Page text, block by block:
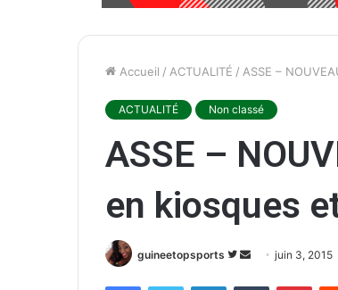
Accueil / ACTUALITÉ / ASSE –
ACTUALITÉ Non classé
ASSE –
en kiosques
guineetopsports
S
juin 3, 2015